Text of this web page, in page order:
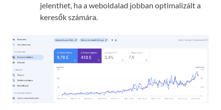
jelenthet, ha a weboldalad jobban optimalizált a
keresők számára.